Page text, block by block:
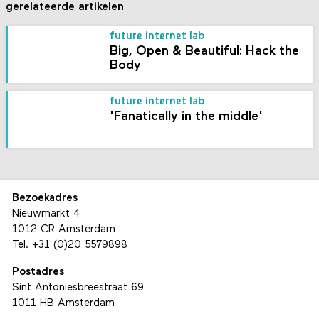
gerelateerde artikelen
future internet lab
Big, Open & Beautiful: Hack the
Body
future internet lab
'Fanatically in the middle'
Bezoekadres
Nieuwmarkt 4
1012 CR Amsterdam
Tel. +31 (0)20 5579898
Postadres
Sint Antoniesbreestraat 69
1011 HB Amsterdam